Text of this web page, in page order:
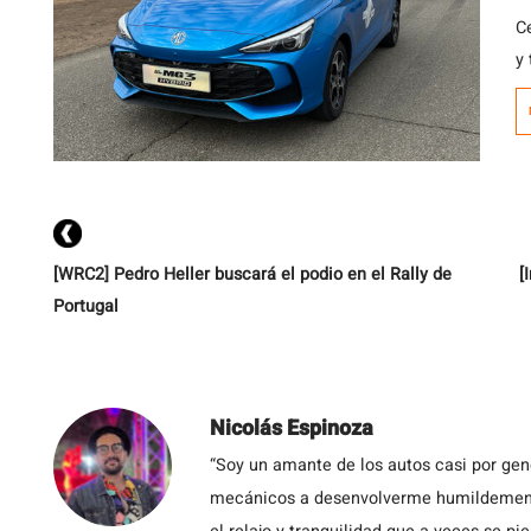
y
[WRC2] Pedro Heller buscará el podio en el Rally de
Portugal
Nicolás Espinoza
“Soy un amante de los autos casi por
mecánicos a desenvolverme